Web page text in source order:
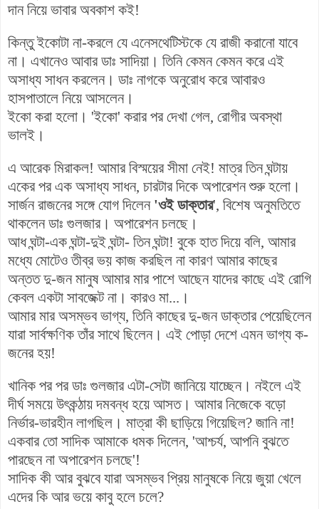
দান নিয়ে ভাবার অবকাশ কই!
কিন্তু ইকোটা না-করলে যে এনেসথেটিস্টকে যে রাজী করানো যাবে
না। এখানেও আবার ডাঃ সাদিয়া। তিনি কেমন কেমন করে এই
অসাধ্য সাধন করলেন। ডাঃ নাগকে অনুরোধ করে আবারও
হাসপাতালে নিয়ে আসলেন।
ইকো করা হলো। 'ইকো' করার পর দেখা গেল, রোগীর অবস্থা
ভালই।
এ আরেক মিরাকল! আমার বিস্ময়ের সীমা নেই! মাত্র তিন ঘন্টায়
একের পর এক অসাধ্য সাধন, চারটার দিকে অপারেশন শুরু হলো।
সার্জন রাজনের সঙ্গে যোগ দিলেন 'ওই ডাক্তার', বিশেষ অনুমতিতে
থাকলেন ডাঃ গুলজার। অপারেশন চলছে।
আধ ঘন্টা-এক ঘন্টা-দুই ঘন্টা- তিন ঘন্টা! বুকে হাত দিয়ে বলি, আমার
মধ্যে মোটেও তীব্র ভয় কাজ করছিল না কারণ আমার কাছের
অন্তত দু-জন মানুষ আমার মার পাশে আছেন যাদের কাছে এই রোগি
কেবল একটা সাবজেক্ট না। কারও মা...।
আমার মার অসম্ভব ভাগ্য, তিনি কাছের দু-জন ডাক্তার পেয়েছিলেন
যারা সার্বক্ষণিক তাঁর সাথে ছিলেন। এই পোড়া দেশে এমন ভাগ্য ক-
জনের হয়!
খানিক পর পর ডাঃ গুলজার এটা-সেটা জানিয়ে যাচ্ছেন। নইলে এই
দীর্ঘ সময়ে উৎকন্ঠায় দমবন্ধ হয়ে আসত। আমার নিজেকে বড়ো
নির্ভার-ভারহীন লাগছিল। মাত্রা কী ছাড়িয়ে গিয়েছিল? জানি না!
একবার তো সাদিক আমাকে ধমক দিলেন, 'আশ্চর্য, আপনি বুঝতে
পারছেন না অপারেশন চলছে'!
সাদিক কী আর বুঝবে যারা অসম্ভব প্রিয় মানুষকে নিয়ে জুয়া খেলে
এদের কি আর ভয়ে কাবু হলে চলে?